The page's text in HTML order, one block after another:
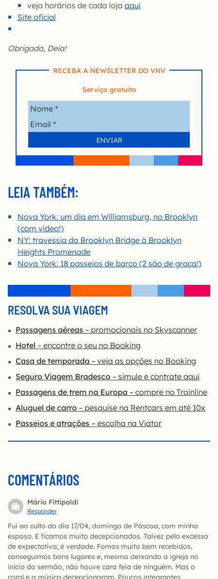
veja horários de cada loja aqui
Site oficial
Obrigada, Deia!
RECEBA A NEWSLETTER DO VNV
Serviço gratuito
LEIA TAMBÉM:
Nova York: um dia em Williamsburg, no Brooklyn
(com vídeo!)
NY: travessia da Brooklyn Bridge à Brooklyn
Heights Promenade
Nova York: 18 passeios de barco (2 são de graça!)
RESOLVA SUA VIAGEM
Passagens aéreas – promocionais no Skyscanner
Hotel – encontre o seu no Booking
Casa de temporada – veja as opções no Booking
Seguro Viagem Bradesco – simule e contrate aqui
Passagens de trem na Europa – compre no Trainline
Aluguel de carro – pesquise na Rentcars em até 10x
Passeios e atrações – escolha na Viator
COMENTÁRIOS
Mário Fittipaldi
Responder
Fui ao culto do dia 17/04, domingo de Páscoa, com minha
esposa. E ficamos muito decepcionados. Talvez pelo excesso
de expectativa, é verdade. Fomos muito bem recebidos,
conseguimos bons lugares e, mesmo deixando a igreja no
início do sermão, não houve cara feia de ninguém. Mas o
coral e a música decepcionaram. Poucos integrantes,